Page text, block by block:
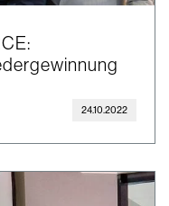
24.10.2022